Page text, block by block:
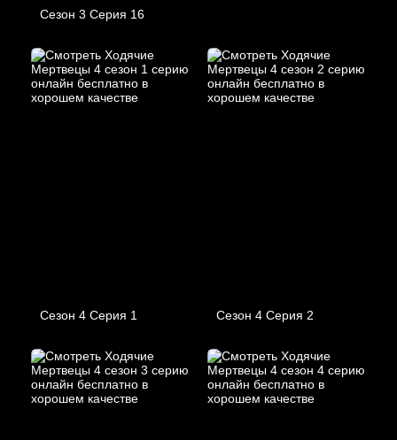
Сезон 3 Серия 16
Сезон 4 Серия 1 Сезон 4 Серия 2